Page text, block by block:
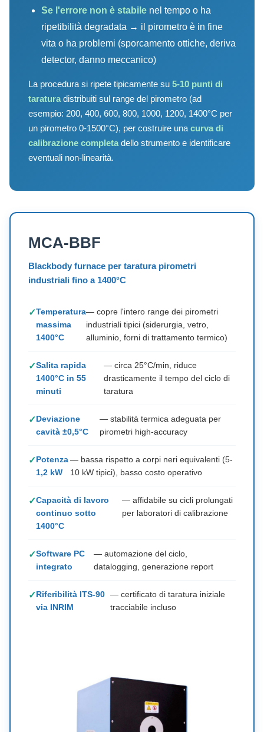
Se l'errore non è stabile nel tempo o ha
ripetibilità degradata → il pirometro è in fine
vita o ha problemi (sporcamento ottiche, deriva
detector, danno meccanico)
La procedura si ripete tipicamente su 5-10 punti di
taratura distribuiti sul range del pirometro (ad
esempio: 200, 400, 600, 800, 1000, 1200, 1400°C per
un pirometro 0-1500°C), per costruire una curva di
calibrazione completa dello strumento e identificare
eventuali non-linearità.
MCA-BBF
Blackbody furnace per taratura pirometri
industriali fino a 1400°C
Temperatura
massima
1400°C
— copre l'intero range dei pirometri
industriali tipici (siderurgia, vetro,
alluminio, forni di trattamento termico)
Salita rapida
1400°C in 55
minuti
— circa 25°C/min, riduce
drasticamente il tempo del ciclo di
taratura
Deviazione
cavità ±0,5°C
— stabilità termica adeguata per
pirometri high-accuracy
Potenza
1,2 kW
— bassa rispetto a corpi neri equivalenti (5-
10 kW tipici), basso costo operativo
Capacità di lavoro
continuo sotto
1400°C
— affidabile su cicli prolungati
per laboratori di calibrazione
Software PC
integrato
— automazione del ciclo,
datalogging, generazione report
Riferibilità ITS-90
via INRIM
— certificato di taratura iniziale
tracciabile incluso